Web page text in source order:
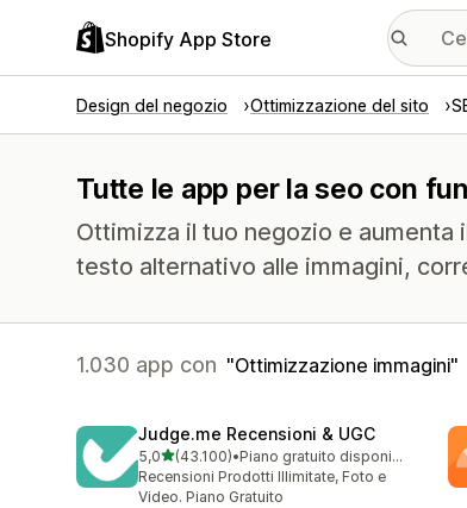
Shopify App Store
Design del negozio Ottimizzazione del sito
Tutte le app per la seo con
Ottimizza il tuo negozio e
testo alternativo alle immagini,
1.030 app con Ottimizzazione immagini
Judge.me Recensioni & UGC
5,0stelle su 5
(43.100)
43100 recensioni totali
•
Piano gratuito disponibile
Recensioni Prodotti Illimitate, Foto e
Video. Piano Gratuito